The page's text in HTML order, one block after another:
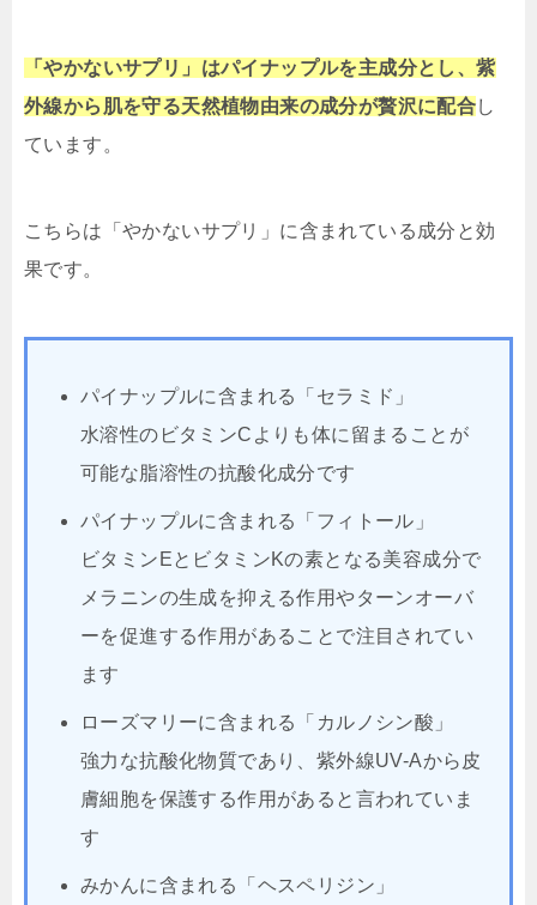
「やかないサプリ」はパイナップルを主成分とし、紫
外線から肌を守る天然植物由来の成分が贅沢に配合し
ています。
こちらは「やかないサプリ」に含まれている成分と効
果です。
パイナップルに含まれる「セラミド」
水溶性のビタミンCよりも体に留まることが
可能な脂溶性の抗酸化成分です
パイナップルに含まれる「フィトール」
ビタミンEとビタミンKの素となる美容成分で
メラニンの生成を抑える作用やターンオーバ
ーを促進する作用があることで注目されてい
ます
ローズマリーに含まれる「カルノシン酸」
強力な抗酸化物質であり、紫外線UV-Aから皮
膚細胞を保護する作用があると言われていま
す
みかんに含まれる「ヘスペリジン」